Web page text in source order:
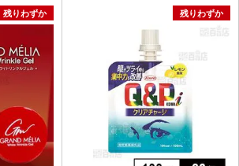
残りわずか 残りわずか